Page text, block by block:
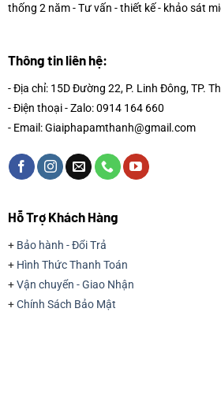
thống 2 năm - Tư vấn - thiết kế - khảo sát
Thông tin liên hệ:
- Địa chỉ: 15D Đường 22, P. Linh Đông, TP.
- Điện thoại - Zalo: 0914 164 660
- Email: Giaiphapamthanh@gmail.com
Hỗ Trợ Khách Hàng
+ Bảo hành - Đổi Trả
+ Hình Thức Thanh Toán
+Vận chuyển - Giao Nhận
+Chính Sách Bảo Mật